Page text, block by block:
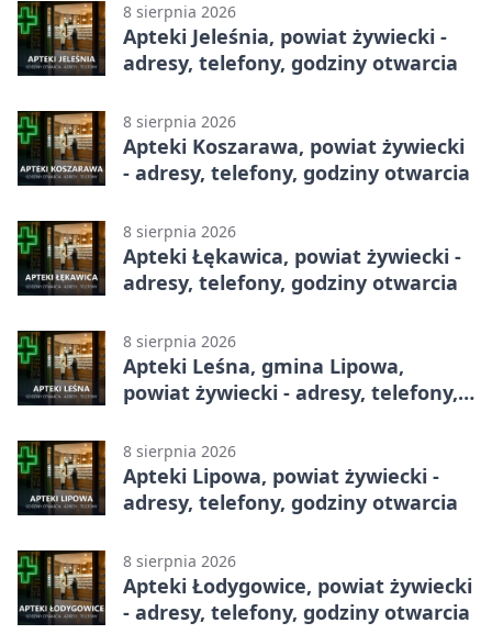
8 sierpnia 2026
Apteki Jeleśnia, powiat żywiecki -
adresy, telefony, godziny otwarcia
8 sierpnia 2026
Apteki Koszarawa, powiat żywiecki
- adresy, telefony, godziny otwarcia
8 sierpnia 2026
Apteki Łękawica, powiat żywiecki -
adresy, telefony, godziny otwarcia
8 sierpnia 2026
Apteki Leśna, gmina Lipowa,
powiat żywiecki - adresy, telefony,
8 sierpnia 2026
Apteki Lipowa, powiat żywiecki -
adresy, telefony, godziny otwarcia
8 sierpnia 2026
Apteki Łodygowice, powiat żywiecki
- adresy, telefony, godziny otwarcia